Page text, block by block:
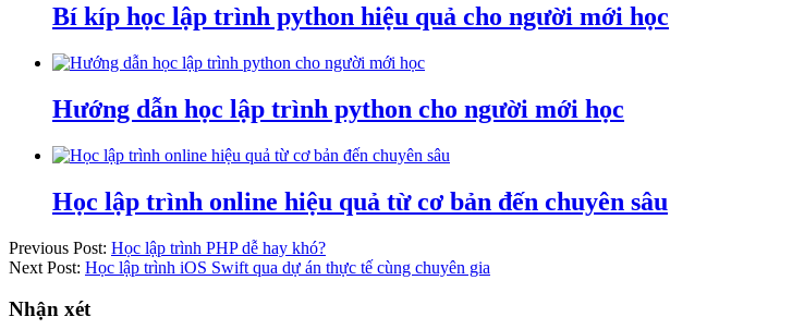
Bí kíp học lập trình python hiệu quả cho người mới học
Hướng dẫn học lập trình python cho người mới học
Học lập trình online hiệu quả từ cơ bản đến chuyên sâu
Previous Post: Học lập trình PHP dễ hay khó?
Next Post: Học lập trình iOS Swift qua dự án thực tế cùng chuyên gia
Nhận xét